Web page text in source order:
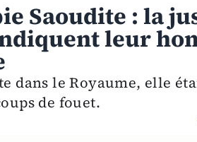
Saoudite : la
leur
dans le Royaume, elle
de fouet.